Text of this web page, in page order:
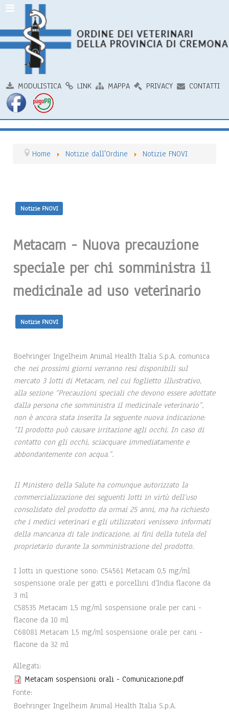
MODULISTICA LINK MAPPA PRIVACY CONTATTI
Home Notizie dall'Ordine Notizie FNOVI
Notizie FNOVI
Metacam - Nuova precauzione
speciale per chi somministra il
medicinale ad uso veterinario
Notizie FNOVI
Boehringer Ingelheim Animal Health Italia S.p.A. comunica
che nei prossimi giorni verranno resi disponibili sul
mercato 3 lotti di Metacam, nel cui foglietto illustrativo,
alla sezione “Precauzioni speciali che devono essere adottate
dalla persona che somministra il medicinale veterinario”,
non è ancora stata inserita la seguente nuova indicazione:
“Il prodotto può causare irritazione agli occhi. In caso di
contatto con gli occhi, sciacquare immediatamente e
abbondantemente con acqua.”.
Il Ministero della Salute ha comunque autorizzato la
commercializzazione dei seguenti lotti in virtù dell’uso
consolidato del prodotto da ormai 25 anni, ma ha richiesto
che i medici veterinari e gli utilizzatori venissero informati
della mancanza di tale indicazione, ai fini della tutela del
proprietario durante la somministrazione del prodotto.
I lotti in questione sono: C54561 Metacam 0,5 mg/ml
sospensione orale per gatti e porcellini d’India flacone da
3 ml
C58535 Metacam 1,5 mg/ml sospensione orale per cani -
flacone da 10 ml
C68081 Metacam 1,5 mg/ml sospensione orale per cani -
flacone da 32 ml
Allegati:
Metacam sospensioni orali - Comunicazione.pdf
Fonte:
Boehringer Ingelheim Animal Health Italia S.p.A.